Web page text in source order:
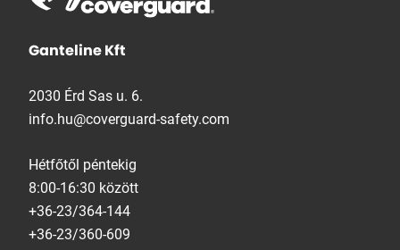
Ganteline Kft
2030 Érd Sas u. 6.
info.hu@coverguard-safety.com
Hétfőtől péntekig
8:00-16:30 között
+36-23/364-144
+36-23/360-609